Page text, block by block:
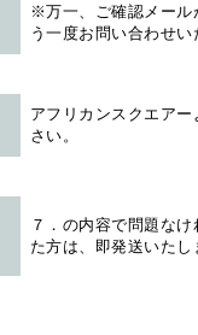
※万一、ご確認メール
う一度お問い合わせ
アフリカンスクエアー
さい。
７．の内容で問題な
た方は、即発送いたし